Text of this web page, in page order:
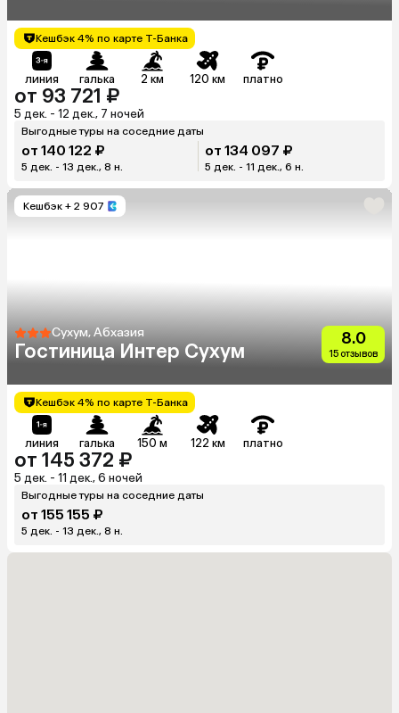
Кешбэк 4% по карте Т-Банка
линия галька 2 км 120 км платно
от 93 721 ₽
5 дек. - 12 дек., 7 ночей
Выгодные туры на соседние даты
от 140 122 ₽
5 дек. - 13 дек., 8 н.
от 134 097 ₽
5 дек. - 11 дек., 6 н.
Кешбэк + 2 907
Сухум, Абхазия
Гостиница Интер Сухум
8.0
15 отзывов
Кешбэк 4% по карте Т-Банка
линия галька 150 м 122 км платно
от 145 372 ₽
5 дек. - 11 дек., 6 ночей
Выгодные туры на соседние даты
от 155 155 ₽
5 дек. - 13 дек., 8 н.